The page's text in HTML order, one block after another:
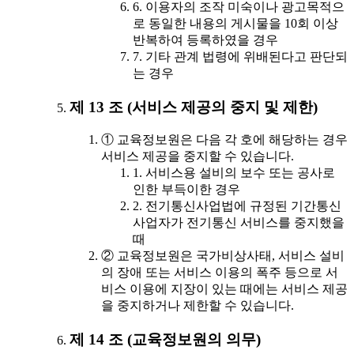
6. 이용자의 조작 미숙이나 광고목적으
로 동일한 내용의 게시물을 10회 이상
반복하여 등록하였을 경우
7. 기타 관계 법령에 위배된다고 판단되
는 경우
제 13 조 (서비스 제공의 중지 및 제한)
① 교육정보원은 다음 각 호에 해당하는 경우
서비스 제공을 중지할 수 있습니다.
1. 서비스용 설비의 보수 또는 공사로
인한 부득이한 경우
2. 전기통신사업법에 규정된 기간통신
사업자가 전기통신 서비스를 중지했을
때
② 교육정보원은 국가비상사태, 서비스 설비
의 장애 또는 서비스 이용의 폭주 등으로 서
비스 이용에 지장이 있는 때에는 서비스 제공
을 중지하거나 제한할 수 있습니다.
제 14 조 (교육정보원의 의무)